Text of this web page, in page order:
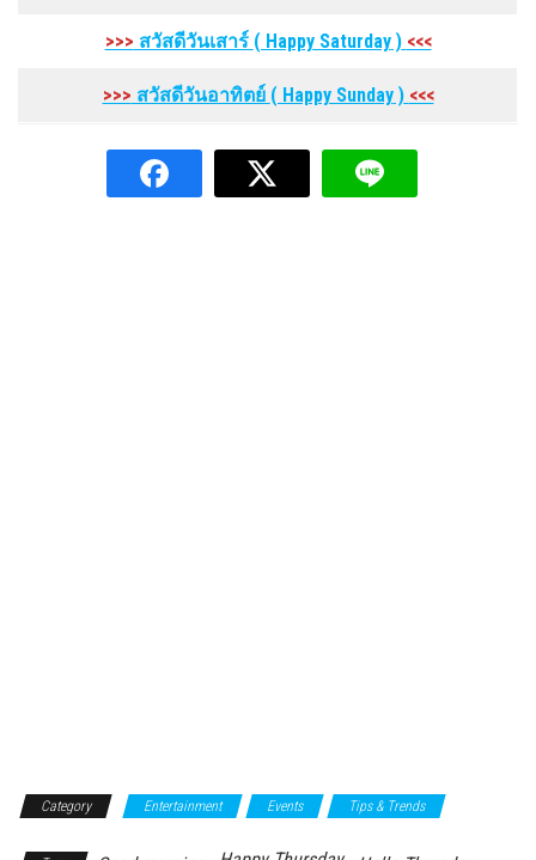
>>> สวัสดีวันเสาร์ ( Happy Saturday) <<<
>>> สวัสดีวันอาทิตย์ ( Happy Sunday) <<<
Category Entertainment Events Tips & Trends